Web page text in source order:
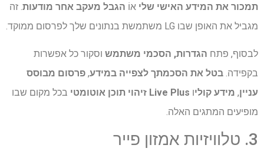
תמכור את המידע האישי שלי אוֹ הגבל מעקב אחר מודעות . זה
מגביל את האופן שבו LG משתמשת בנתונים שלך לפרסום ממוקד.
לבסוף, פתח הגדרות, הסכמי משתמש וסקור כל אפשרות
בקפידה. בטל את הסכמתך לצפייה במידע, פרסום מבוסס
עניין, מידע קוליו Live Plus זיהוי תוכן אוטומטי
בכל מקום שבו
מופיעים המתגים האלה.
3. טלוויזיות אמזון פייר